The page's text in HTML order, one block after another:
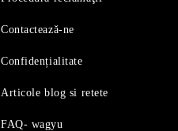
Contactează-ne
Confidențialitate
Articole blog si retete
FAQ- wagyu